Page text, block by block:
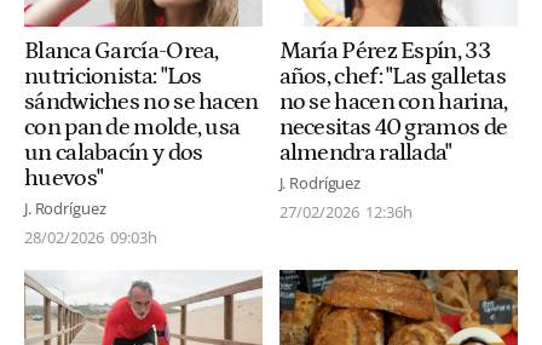
Blanca García-Orea,
nutricionista: "Los
sándwiches no se hacen
con pan de molde, usa
un calabacín y dos
huevos"
J. Rodríguez
28/02/2026 09:03h
María Pérez Espín, 33
años, chef: "Las galletas
no se hacen con harina,
necesitas 40 gramos de
almendra rallada"
J. Rodríguez
27/02/2026 12:36h